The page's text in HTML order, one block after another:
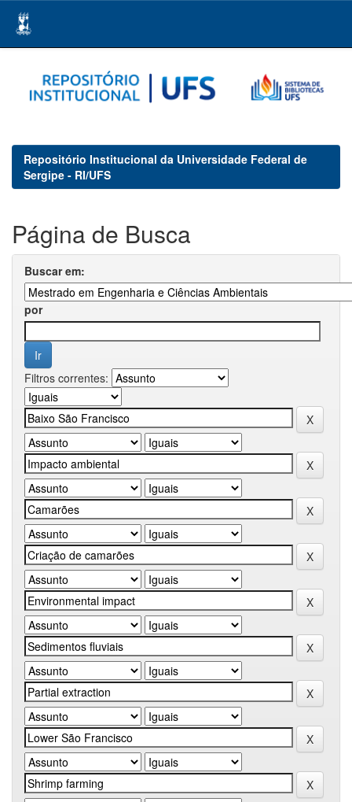
navigation
Repositório Institucional da Universidade Federal de
Sergipe - RI/UFS
Página de Busca
Buscar em:
por
Filtros correntes: